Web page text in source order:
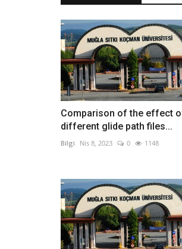
Comparison of the effect
different glide path files...
Bilgi Nis 8, 2023 0 1148
Hegel, özne ve ötesi